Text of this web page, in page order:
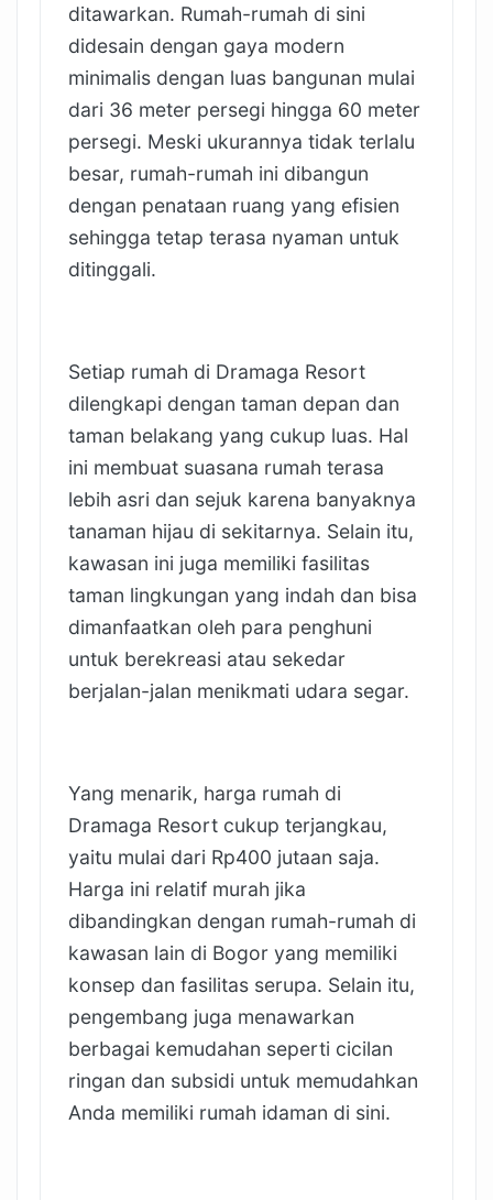
ditawarkan. Rumah-rumah di sini
didesain dengan gaya modern
minimalis dengan luas bangunan mulai
dari 36 meter persegi hingga 60 meter
persegi. Meski ukurannya tidak terlalu
besar, rumah-rumah ini dibangun
dengan penataan ruang yang efisien
sehingga tetap terasa nyaman untuk
ditinggali.
Setiap rumah di Dramaga Resort
dilengkapi dengan taman depan dan
taman belakang yang cukup luas. Hal
ini membuat suasana rumah terasa
lebih asri dan sejuk karena banyaknya
tanaman hijau di sekitarnya. Selain itu,
kawasan ini juga memiliki fasilitas
taman lingkungan yang indah dan bisa
dimanfaatkan oleh para penghuni
untuk berekreasi atau sekedar
berjalan-jalan menikmati udara segar.
Yang menarik, harga rumah di
Dramaga Resort cukup terjangkau,
yaitu mulai dari Rp400 jutaan saja.
Harga ini relatif murah jika
dibandingkan dengan rumah-rumah di
kawasan lain di Bogor yang memiliki
konsep dan fasilitas serupa. Selain itu,
pengembang juga menawarkan
berbagai kemudahan seperti cicilan
ringan dan subsidi untuk memudahkan
Anda memiliki rumah idaman di sini.